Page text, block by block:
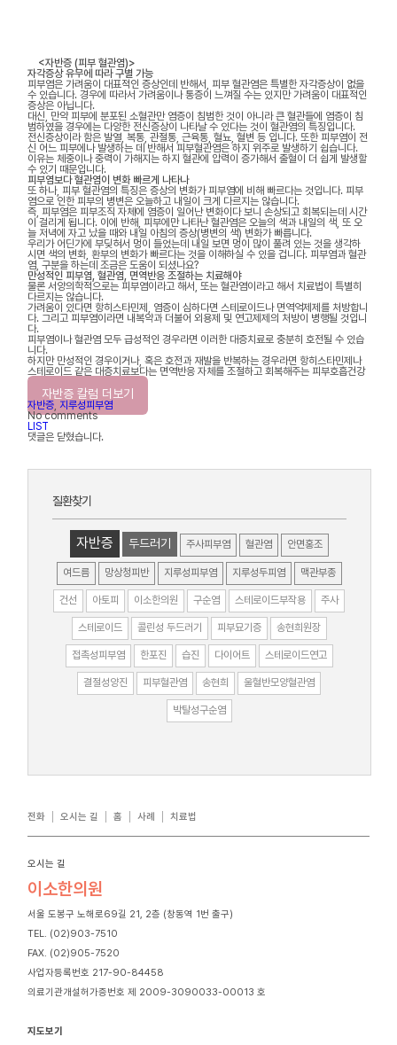
<자반증 (피부 혈관염)>
자각증상 유무에 따라 구별 가능
피부염은 가려움이 대표적인 증상인데 반해서, 피부 혈관염은 특별한 자각증상이 없을
수 있습니다. 경우에 따라서 가려움이나 통증이 느껴질 수는 있지만 가려움이 대표적인
증상은 아닙니다.
대신, 만약 피부에 분포된 소혈관만 염증이 침범한 것이 아니라 큰 혈관들에 염증이 침
범하였을 경우에는 다양한 전신증상이 나타날 수 있다는 것이 혈관염의 특징입니다.
전신증상이라 함은 발열, 복통, 관절통, 근육통, 혈뇨, 혈변 등 입니다. 또한 피부염이 전
신 어느 피부에나 발생하는 데 반해서 피부혈관염은 하지 위주로 발생하기 쉽습니다.
이유는 체중이나 중력이 가해지는 하지 혈관에 압력이 증가해서 출혈이 더 쉽게 발생할
수 있기 때문입니다.
피부염보다 혈관염이 변화 빠르게 나타나
또 하나, 피부 혈관염의 특징은 증상의 변화가 피부염에 비해 빠르다는 것입니다. 피부
염으로 인한 피부의 병변은 오늘하고 내일이 크게 다르지는 않습니다.
즉, 피부염은 피부조직 자체에 염증이 일어난 변화이다 보니 손상되고 회복되는데 시간
이 걸리게 됩니다. 이에 반해, 피부에만 나타난 혈관염은 오늘의 색과 내일의 색, 또 오
늘 저녁에 자고 났을 때와 내일 아침의 증상(병변의 색) 변화가 빠릅니다.
우리가 어딘가에 부딪혀서 멍이 들었는데 내일 보면 멍이 많이 풀려 있는 것을 생각하
시면 색의 변화, 환부의 변화가 빠르다는 것을 이해하실 수 있을 겁니다. 피부염과 혈관
염, 구분을 하는데 조금은 도움이 되셨나요?
만성적인 피부염, 혈관염, 면역반응 조절하는 치료해야
물론 서양의학적으로는 피부염이라고 해서, 또는 혈관염이라고 해서 치료법이 특별히
다르지는 않습니다.
가려움이 있다면 항히스타민제, 염증이 심하다면 스테로이드나 면역억제제를 처방합니
다. 그리고 피부염이라면 내복약과 더불어 외용제 및 연고제제의 처방이 병행될 것입니
다.
피부염이나 혈관염 모두 급성적인 경우라면 이러한 대증치료로 충분히 호전될 수 있습
니다.
하지만 만성적인 경우이거나, 혹은 호전과 재발을 반복하는 경우라면 항히스타민제나
스테로이드 같은 대증치료보다는 면역반응 자체를 조절하고 회복해주는 피부호흡건강
법이 필요합니다.
자반증 칼럼 더보기
자반증 ,지루성피부염
No comments
LIST
댓글은 닫혔습니다.
질환찾기
자반증 두드러기 주사피부염 혈관염 안면홍조
여드름 망상청피반 지루성피부염 지루성두피염 맥관부종
건선 아토피 이소한의원 구순염 스테로이드부작용 주사
스테로이드 콜린성 두드러기 피부묘기증 송현희원장
접촉성피부염 한포진 습진 다이어트 스테로이드연고
결절성양진 피부혈관염 송현희 울혈반모양혈관염
박탈성구순염
전화 오시는 길 홈 사례 치료법
오시는 길
이소한의원
서울 도봉구 노해로69길 21, 2층 (창동역 1번 출구)
TEL. (02)903-7510
FAX. (02)905-7520
사업자등록번호 217-90-84458
의료기관개설허가증번호 제 2009-3090033-00013 호
지도보기